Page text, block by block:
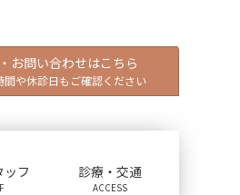
お問い合わせはこちら
間や休診日もご確認ください
フ 診療・交通
ACCESS